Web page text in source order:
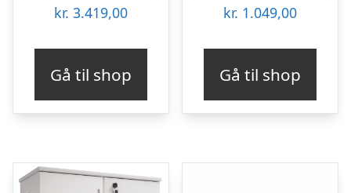
kr. 3.419,00
Gå til shop
kr. 1.049,00
Gå til shop